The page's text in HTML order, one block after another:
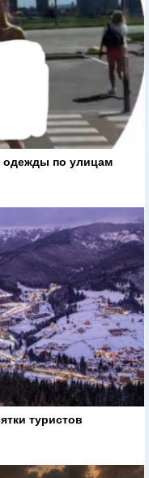
одежды по улицам
туристов